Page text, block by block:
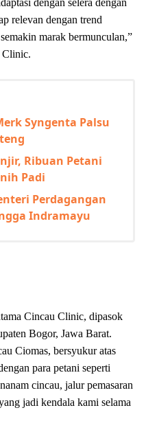
dengan selera dengan
relevan dengan trend
marak bermunculan,”
Clinic.
Syngenta Palsu
Ribuan Petani
Padi
Perdagangan
Indramayu
Cincau Clinic, dipasok
Bogor, Jawa Barat.
Ciomas, bersyukur atas
para petani seperti
cincau, jalur pemasaran
jadi kendala kami selama